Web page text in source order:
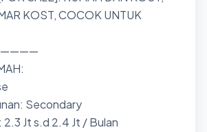
KOST, COCOK UNTUK
Secondary
2.3 Jt s.d 2.4 Jt / Bulan